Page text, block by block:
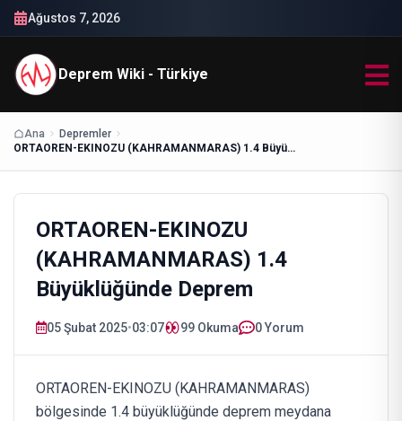
Ağustos 7, 2026
Deprem Wiki - Türkiye
Ana
Depremler
ORTAOREN-EKINOZU (KAHRAMANMARAS) 1.4 Büyüklüğünde Deprem
ORTAOREN-EKINOZU
(KAHRAMANMARAS) 1.4
Büyüklüğünde Deprem
05 Şubat 2025•03:07 99 Okuma 0 Yorum
ORTAOREN-EKINOZU (KAHRAMANMARAS)
bölgesinde 1.4 büyüklüğünde deprem meydana